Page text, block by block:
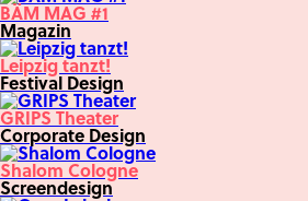
BÄM MAG #1
Magazin
Leipzig tanzt!
Festival Design
GRIPS Theater
Corporate Design
Shalom Cologne
Screendesign